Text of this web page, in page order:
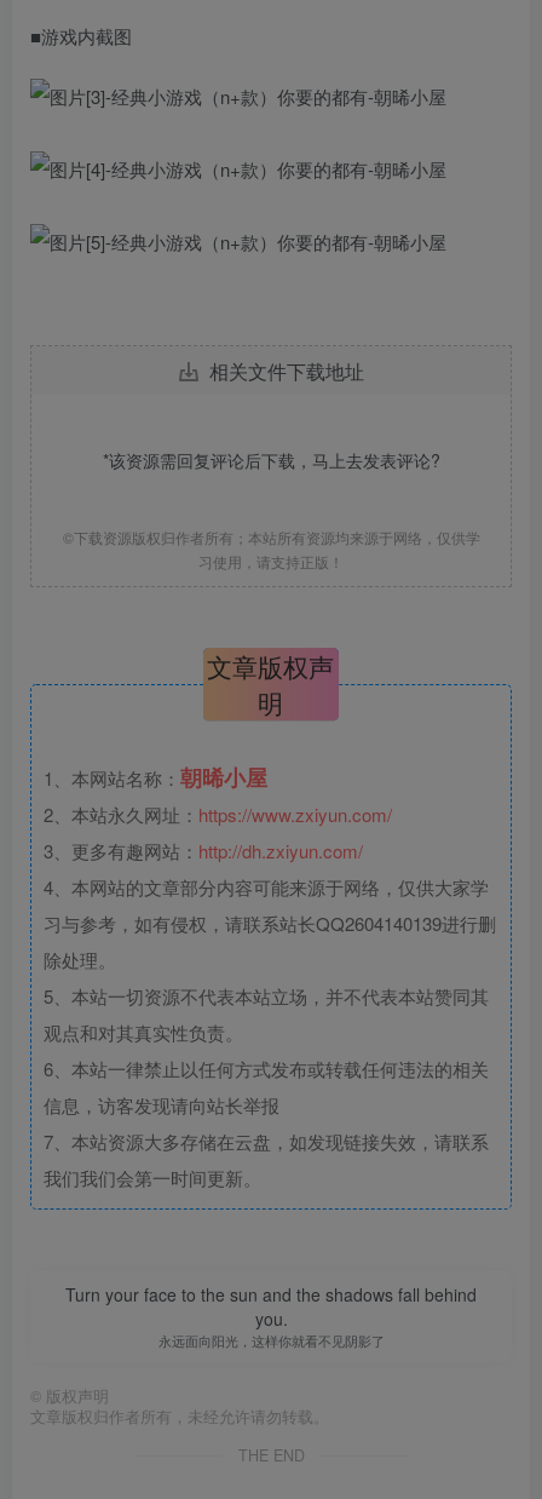
■游戏内截图
相关文件下载地址
*该资源需回复评论后下载，马上去发表评论?
©下载资源版权归作者所有；本站所有资源均来源于网络，仅供学
习使用，请支持正版！
文章版权声
明
1、本网站名称： 朝晞小屋
2、本站永久网址： https://www.zxiyun.com/
3、更多有趣网站： http://dh.zxiyun.com/
4、本网站的文章部分内容可能来源于网络，仅供大家学
习与参考，如有侵权，请联系站长QQ2604140139进行删
除处理。
5、本站一切资源不代表本站立场，并不代表本站赞同其
观点和对其真实性负责。
6、本站一律禁止以任何方式发布或转载任何违法的相关
信息，访客发现请向站长举报
7、本站资源大多存储在云盘，如发现链接失效，请联系
我们我们会第一时间更新。
Turn your face to the sun and the shadows fall behind
you.
永远面向阳光，这样你就看不见阴影了
© 版权声明
文章版权归作者所有，未经允许请勿转载。
THE END